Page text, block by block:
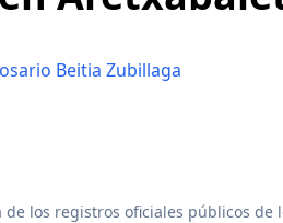
Beitia Zubillaga
los registros oficiales públicos de